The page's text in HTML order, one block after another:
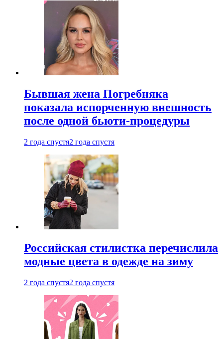
Бывшая жена Погребняка
показала испорченную внешность
после одной бьюти-процедуры
2 года спустя2 года спустя
Российская стилистка перечислила
модные цвета в одежде на зиму
2 года спустя2 года спустя